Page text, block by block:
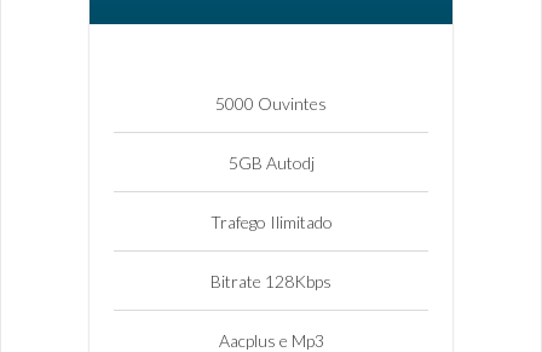
5000 Ouvintes
5GB Autodj
Trafego Ilimitado
Bitrate 128Kbps
Aacplus e Mp3